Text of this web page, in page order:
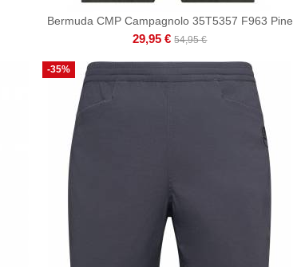
Bermuda CMP Campagnolo 35T5357 F963 Pine
29,95 € 54,95 €
-35%